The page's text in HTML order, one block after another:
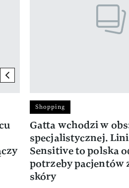
previous element
Shopping
Gatta wchodzi w
specjalistycznej.
Sensitive to polska
potrzeby pacjentów
skóry